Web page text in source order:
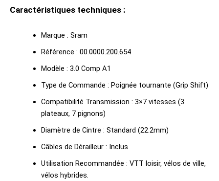
Caractéristiques techniques :
Marque : Sram
Référence : 00.0000.200.654
Modèle : 3.0 Comp A1
Type de Commande : Poignée tournante (Grip Shift)
Compatibilité Transmission : 3×7 vitesses (3
plateaux, 7 pignons)
Diamètre de Cintre : Standard (22.2mm)
Câbles de Dérailleur : Inclus
Utilisation Recommandée : VTT loisir, vélos de ville,
vélos hybrides.